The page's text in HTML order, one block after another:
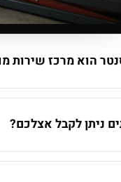
הוא מרכז שירות
ניתן לקבל אצלכם?